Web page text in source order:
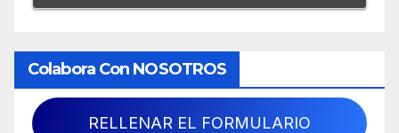
Colabora Con NOSOTROS
RELLENAR EL FORMULARIO